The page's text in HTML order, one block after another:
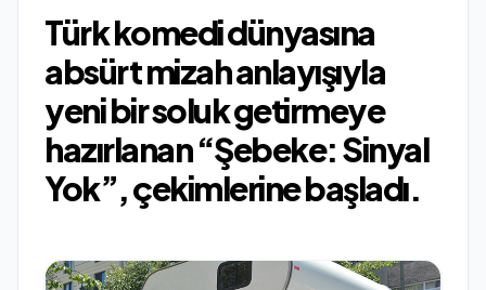
Türk komedi dünyasına
absürt mizah anlayışıyla
yeni bir soluk getirmeye
hazırlanan “Şebeke: Sinyal
Yok”, çekimlerine başladı.